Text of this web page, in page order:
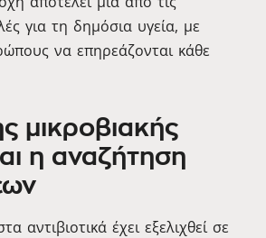
για τη δημόσια υγεία, με
να επηρεάζονται κάθε
μικροβιακής
η αναζήτηση
αντιβιοτικά έχει εξελιχθεί σε